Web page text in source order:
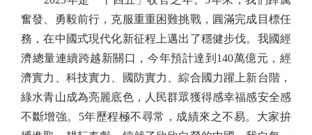
奮發、勇毅前行，克服重重困難挑戰，圓滿完成目標任
務，在中國式現代化新征程上邁出了穩健步伐。我國經
濟總量連續跨越新關口，今年預計達到140萬億元，經
濟實力、科技實力、國防實力、綜合國力躍上新台階，
綠水青山成為亮麗底色，人民群眾獲得感幸福感安全感
不斷增強。5年歷程極不尋常，成績來之不易。大家拚